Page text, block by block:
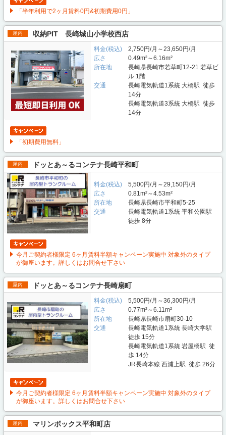
「半年利用で2ヶ月賃料0円&初期費用0円」
屋内 収納PIT 長崎城山小学校西店
料金(税込)
2,750円/月～23,650円/月
広さ
0.49m²～6.16m²
所在地
長崎県長崎市若草町12-21 若草ビ
ル 1階
交通
長崎電気軌道1系統 大橋駅 徒歩
14分
長崎電気軌道3系統 大橋駅 徒歩
14分
「初期費用無料」
屋内 ドッとあ～るコンテナ長崎平和町
料金(税込)
5,500円/月～29,150円/月
広さ
0.81m²～4.53m²
所在地
長崎県長崎市平和町5-25
交通
長崎電気軌道1系統 平和公園駅
徒歩 8分
今月ご契約者様限定 6ヶ月賃料半額キャンペーン実施中 対象外のタイプ
が御座います。詳しくはお問合せ下さい
屋内 ドッとあ～るコンテナ長崎扇町
料金(税込)
5,500円/月～36,300円/月
広さ
0.77m²～6.11m²
所在地
長崎県長崎市扇町30-10
交通
長崎電気軌道1系統 長崎大学駅
徒歩 15分
長崎電気軌道1系統 岩屋橋駅 徒
歩 14分
JR長崎本線 西浦上駅 徒歩 26分
今月ご契約者様限定 6ヶ月賃料半額キャンペーン実施中 対象外のタイプ
が御座います。詳しくはお問合せ下さい
屋内 マリンボックス平和町店